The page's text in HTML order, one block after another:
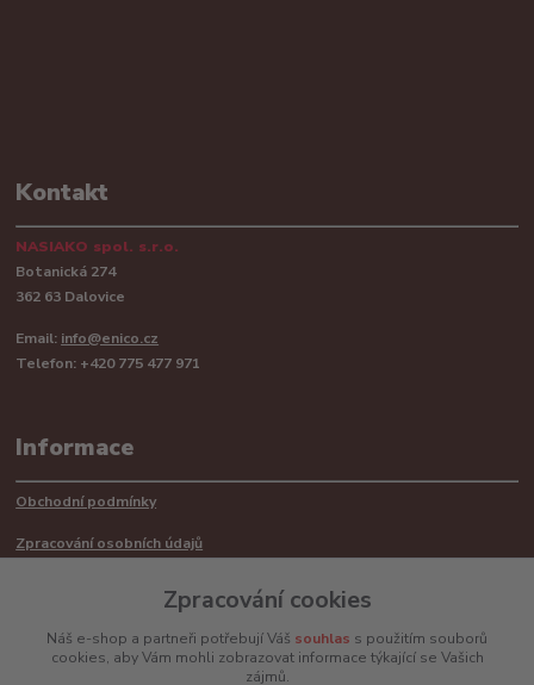
Kontakt
NASIAKO spol. s.r.o.
Botanická 274
362 63 Dalovice
Email: info@enico.cz
Telefon: +420 775 477 971
Informace
Obchodní podmínky
Zpracování osobních údajů
Mimosoudní řešení sporů ADR
Zpracování cookies
Náš e-shop a partneři potřebují Váš souhlas s použitím souborů
cookies, aby Vám mohli zobrazovat informace týkající se Vašich
zájmů.